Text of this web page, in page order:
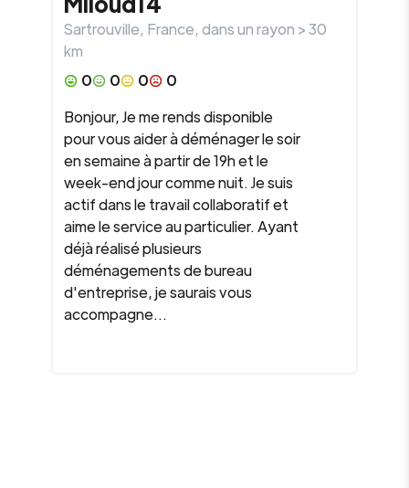
Sartrouville, France, dans un rayon >30
km
0
0 0
0
Bonjour, Je me rends disponible
pour vous aider à déménager le soir
en semaine à partir de 19h et le
week-end jour comme nuit. Je suis
actif dans le travail collaboratif et
aime le service au particulier. Ayant
déjà réalisé plusieurs
déménagements de bureau
d'entreprise, je saurais vous
accompagne...